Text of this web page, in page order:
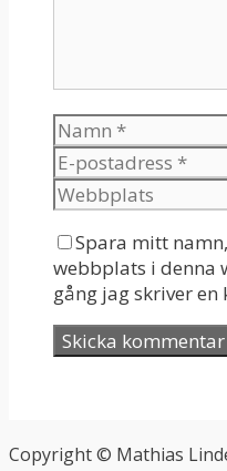
Spara mitt
webbplats i denna
gång jag skriver en
Copyright © Mathias